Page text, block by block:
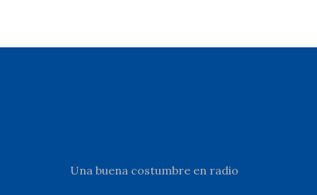
Una buena costumbre en radio